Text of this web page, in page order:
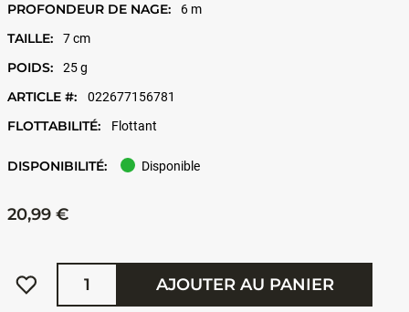
PROFONDEUR DE NAGE: 6 m
TAILLE: 7 cm
POIDS: 25 g
ARTICLE #: 022677156781
FLOTTABILITÉ: Flottant
DISPONIBILITÉ: Disponible
20,99 €
Quantité
AJOUTER AU PANIER